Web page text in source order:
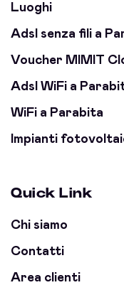
Luoghi
Adsl senza fili a
Voucher MIMIT
Adsl WiFi a
WiFi a Parabita
Impianti
Quick Link
Chi siamo
Contatti
Area clienti